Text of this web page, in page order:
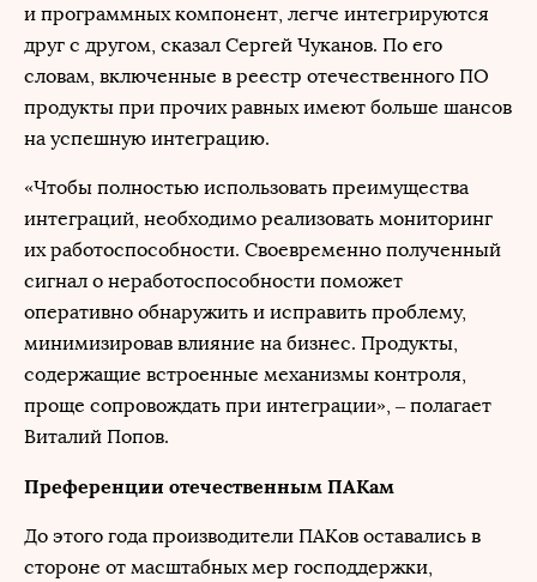
и программных компонент, легче интегрируются
друг с другом, сказал Сергей Чуканов. По его
словам, включенные в реестр отечественного ПО
продукты при прочих равных имеют больше шансов
на успешную интеграцию.
«Чтобы полностью использовать преимущества
интеграций, необходимо реализовать мониторинг
их работоспособности. Своевременно полученный
сигнал о неработоспособности поможет
оперативно обнаружить и исправить проблему,
минимизировав влияние на бизнес. Продукты,
содержащие встроенные механизмы контроля,
проще сопровождать при интеграции», – полагает
Виталий Попов.
Преференции отечественным ПАКам
До этого года производители ПАКов оставались в
стороне от масштабных мер господдержки,